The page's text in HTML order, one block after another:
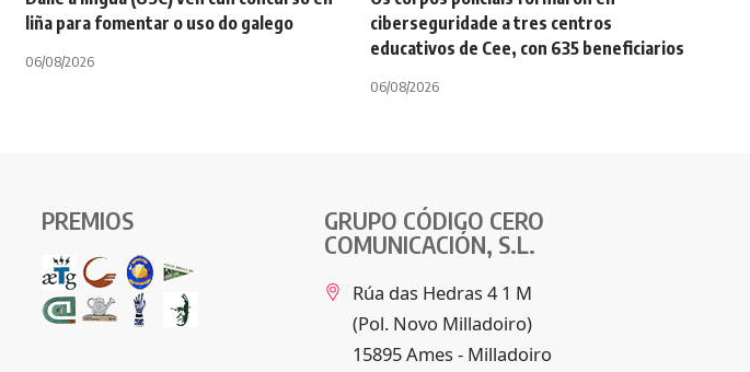
liña para fomentar o uso do galego
06/08/2026
ciberseguridade a tres centros
educativos de Cee, con 635 beneficiarios
06/08/2026
PREMIOS GRUPO CÓDIGO CERO
COMUNICACIÓN, S.L.
Rúa das Hedras 4 1 M
(Pol. Novo Milladoiro)
15895 Ames - Milladoiro